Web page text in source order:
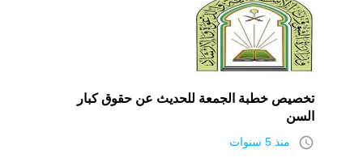
تخصيص خطبة الجمعة للحديث عن حقوق كبار
السن
access_time منذ 5 سنوات